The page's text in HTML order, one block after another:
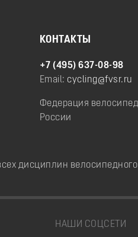
КОНТАКТЫ
+7 (495) 637-08-98
Email: cycling@fvsr.ru
Федерация
России
дисциплин велосипедного
НАШИ СОЦСЕТИ